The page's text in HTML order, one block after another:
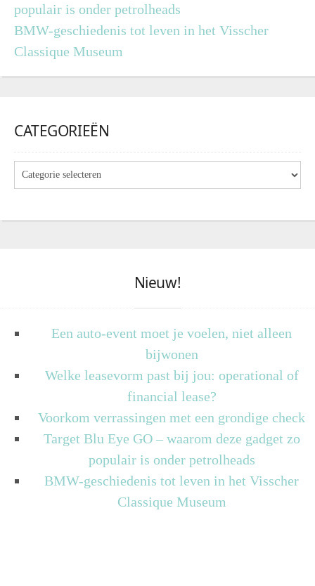
populair is onder petrolheads
BMW-geschiedenis tot leven in het Visscher
Classique Museum
CATEGORIEËN
Nieuw!
Een auto-event moet je voelen, niet alleen
bijwonen
Welke leasevorm past bij jou: operational of
financial lease?
Voorkom verrassingen met een grondige check
Target Blu Eye GO – waarom deze gadget zo
populair is onder petrolheads
BMW-geschiedenis tot leven in het Visscher
Classique Museum